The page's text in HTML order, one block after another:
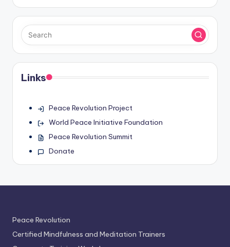
Links
Peace Revolution Project
World Peace Initiative Foundation
Peace Revolution Summit
Donate
Peace Revolution
Certified Mindfulness and Meditation Trainers